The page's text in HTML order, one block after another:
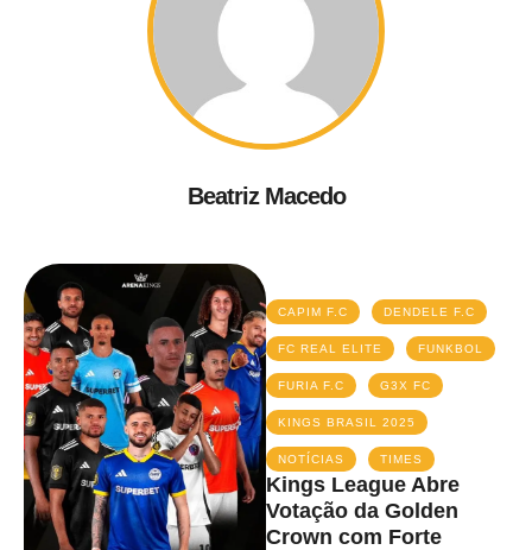
Beatriz Macedo
CAPIM F.C DENDELE F.C
FC REAL ELITE FUNKBOL
FURIA F.C G3X FC
KINGS BRASIL 2025
NOTÍCIAS TIMES
Kings League Abre
Votação da Golden
Crown com Forte